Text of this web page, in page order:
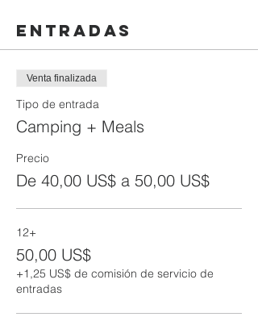
Entradas
Venta finalizada
Tipo de entrada
Camping + Meals
Precio
De 40,00 US$ a 50,00 US$
12+
50,00 US$
+1,25 US$ de comisión de servicio de
entradas